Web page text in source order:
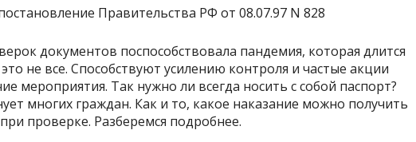
документов поспособствовала пандемия, которая длится
не все. Способствуют усилению контроля и частые акции
мероприятия. Так нужно ли всегда носить с собой паспорт?
многих граждан. Как и то, какое наказание можно получить
проверке. Разберемся подробнее.